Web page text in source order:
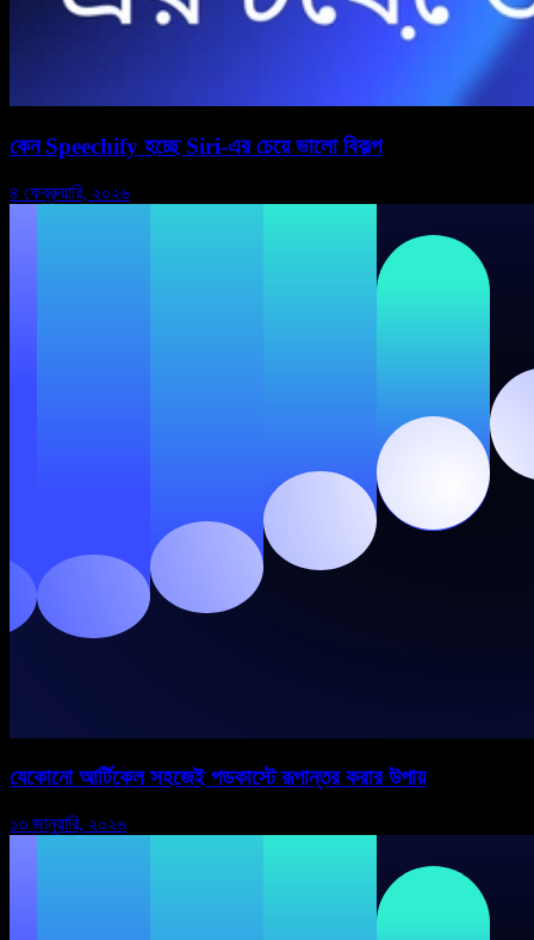
কেন Speechify হচ্ছে Siri-এর চেয়ে ভালো বিকল্প
৪ ফেব্রুয়ারি, ২০২৬
যেকোনো আর্টিকেল সহজেই পডকাস্টে রূপান্তর করার উপায়
১৩ জানুয়ারি, ২০২৬